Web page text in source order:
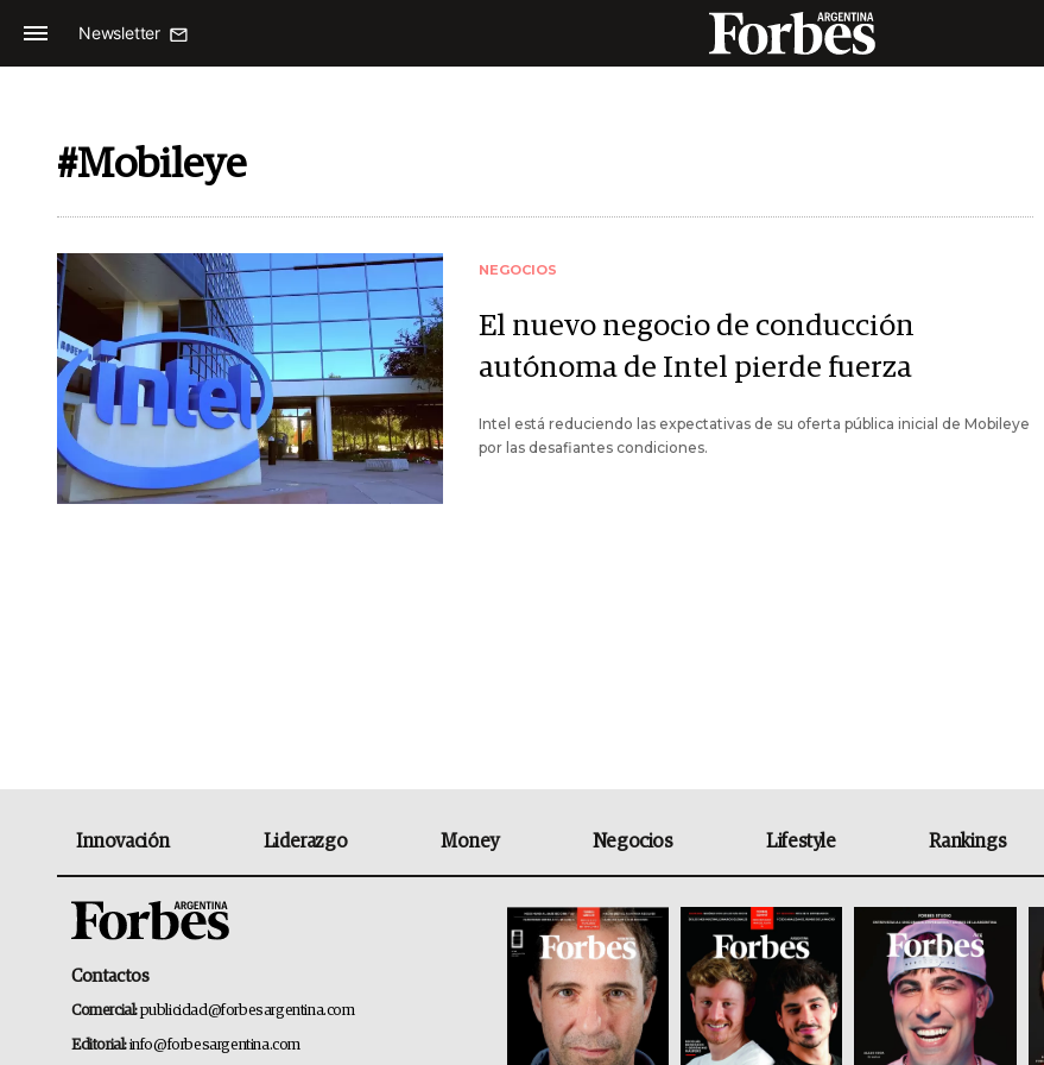
Newsletter
#Mobileye
NEGOCIOS
El nuevo negocio de conducción
autónoma de Intel pierde fuerza
Intel está reduciendo las expectativas de su oferta pública inicial de Mobileye
por las desafiantes condiciones.
Innovación Liderazgo Money Negocios Lifestyle Rankings
Contactos
Comercial:publicidad@forbesargentina.com
Editorial:info@forbesargentina.com